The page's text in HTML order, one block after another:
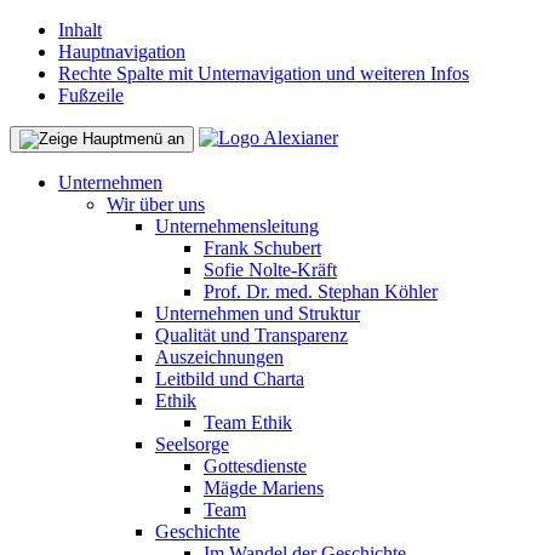
Inhalt
Hauptnavigation
Rechte Spalte mit Unternavigation und weiteren Infos
Fußzeile
Unternehmen
Wir über uns
Unternehmensleitung
Frank Schubert
Sofie Nolte-Kräft
Prof. Dr. med. Stephan Köhler
Unternehmen und Struktur
Qualität und Transparenz
Auszeichnungen
Leitbild und Charta
Ethik
Team Ethik
Seelsorge
Gottesdienste
Mägde Mariens
Team
Geschichte